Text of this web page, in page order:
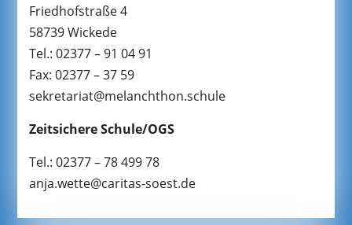
Friedhofstraße 4
58739 Wickede
Tel.: 02377 – 91 04 91
Fax: 02377 – 37 59
sekretariat@melanchthon.schule
Zeitsichere Schule/OGS
Tel.: 02377 – 78 499 78
anja.wette@caritas-soest.de